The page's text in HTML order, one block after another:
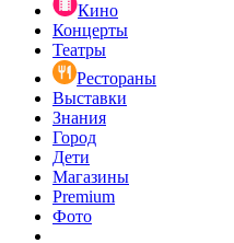
Кино
Концерты
Театры
Рестораны
Выставки
Знания
Город
Дети
Магазины
Premium
Фото